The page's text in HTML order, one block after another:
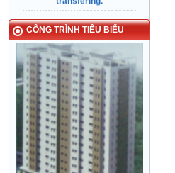
Kiểm Tra các tính năng An Toàn
Cửa trước khi bàn giao cho Khách
Hàng
CÔNG TRÌNH TIÊU BIỂU